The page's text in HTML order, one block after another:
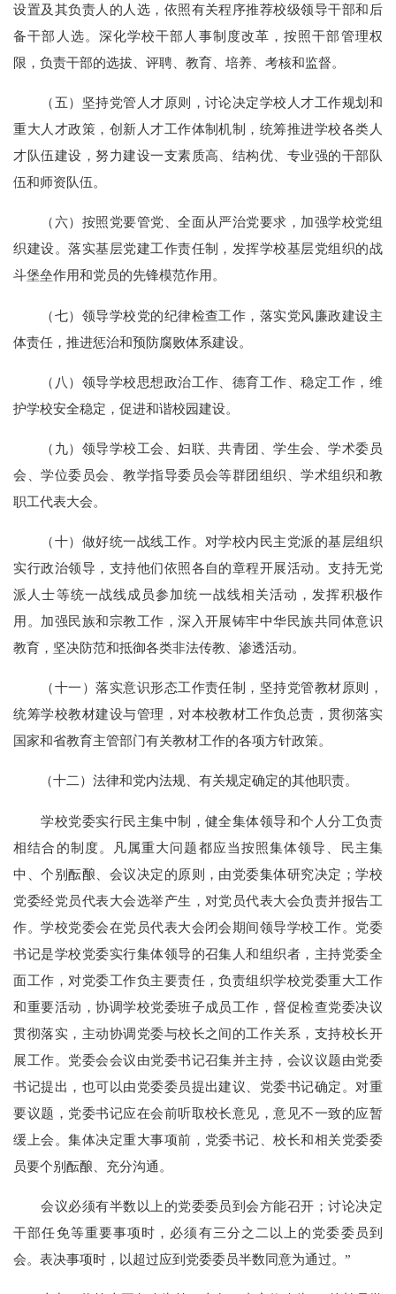
设置及其负责人的人选，依照有关程序推荐校级领导干部和后
备干部人选。深化学校干部人事制度改革，按照干部管理权
限，负责干部的选拔、评聘、教育、培养、考核和监督。
（五）坚持党管人才原则，讨论决定学校人才工作规划和
重大人才政策，创新人才工作体制机制，统筹推进学校各类人
才队伍建设，努力建设一支素质高、结构优、专业强的干部队
伍和师资队伍。
（六）按照党要管党、全面从严治党要求，加强学校党组
织建设。落实基层党建工作责任制，发挥学校基层党组织的战
斗堡垒作用和党员的先锋模范作用。
（七）领导学校党的纪律检查工作，落实党风廉政建设主
体责任，推进惩治和预防腐败体系建设。
（八）领导学校思想政治工作、德育工作、稳定工作，维
护学校安全稳定，促进和谐校园建设。
（九）领导学校工会、妇联、共青团、学生会、学术委员
会、学位委员会、教学指导委员会等群团组织、学术组织和教
职工代表大会。
（十）做好统一战线工作。对学校内民主党派的基层组织
实行政治领导，支持他们依照各自的章程开展活动。支持无党
派人士等统一战线成员参加统一战线相关活动，发挥积极作
用。加强民族和宗教工作，深入开展铸牢中华民族共同体意识
教育，坚决防范和抵御各类非法传教、渗透活动。
（十一）落实意识形态工作责任制，坚持党管教材原则，
统筹学校教材建设与管理，对本校教材工作负总责，贯彻落实
国家和省教育主管部门有关教材工作的各项方针政策。
（十二）法律和党内法规、有关规定确定的其他职责。
学校党委实行民主集中制，健全集体领导和个人分工负责
相结合的制度。凡属重大问题都应当按照集体领导、民主集
中、个别酝酿、会议决定的原则，由党委集体研究决定；学校
党委经党员代表大会选举产生，对党员代表大会负责并报告工
作。学校党委会在党员代表大会闭会期间领导学校工作。党委
书记是学校党委实行集体领导的召集人和组织者，主持党委全
面工作，对党委工作负主要责任，负责组织学校党委重大工作
和重要活动，协调学校党委班子成员工作，督促检查党委决议
贯彻落实，主动协调党委与校长之间的工作关系，支持校长开
展工作。党委会会议由党委书记召集并主持，会议议题由党委
书记提出，也可以由党委委员提出建议、党委书记确定。对重
要议题，党委书记应在会前听取校长意见，意见不一致的应暂
缓上会。集体决定重大事项前，党委书记、校长和相关党委委
员要个别酝酿、充分沟通。
会议必须有半数以上的党委委员到会方能召开；讨论决定
干部任免等重要事项时，必须有三分之二以上的党委委员到
会。表决事项时，以超过应到党委委员半数同意为通过。”